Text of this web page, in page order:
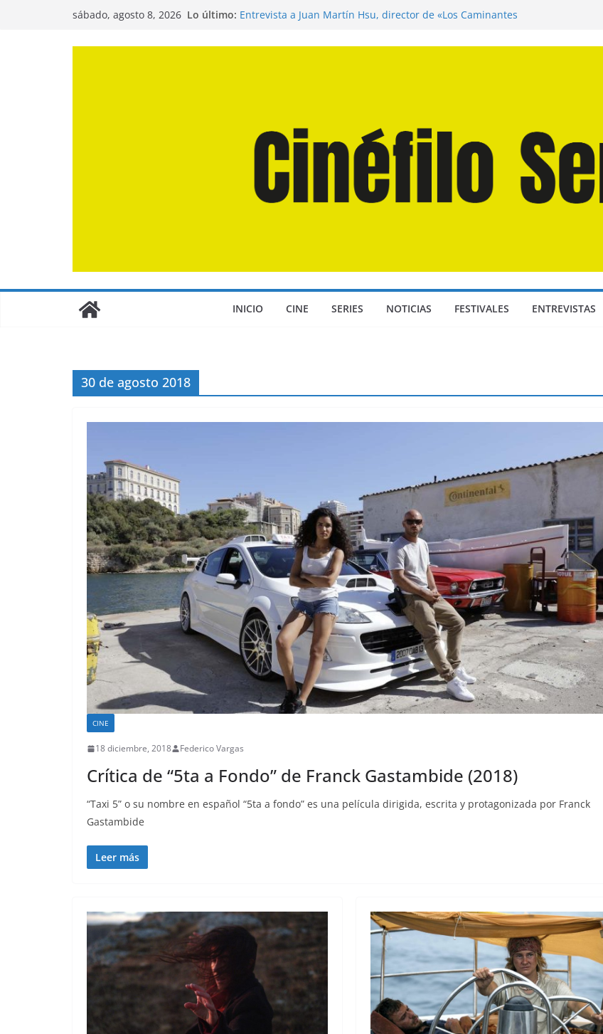
sábado, agosto 8, 2026 Lo último: Entrevista a Juan Martín Hsu, director de «Los Caminantes
INICIO CINE SERIES NOTICIAS FESTIVALES ENTREVISTAS
30 de agosto 2018
CINE
18 diciembre, 2018 Federico Vargas
Crítica de “5ta a Fondo” de Franck Gastambide (2018)
“Taxi 5” o su nombre en español “5ta a fondo” es una película dirigida, escrita y protagonizada por Franck
Gastambide
Leer más